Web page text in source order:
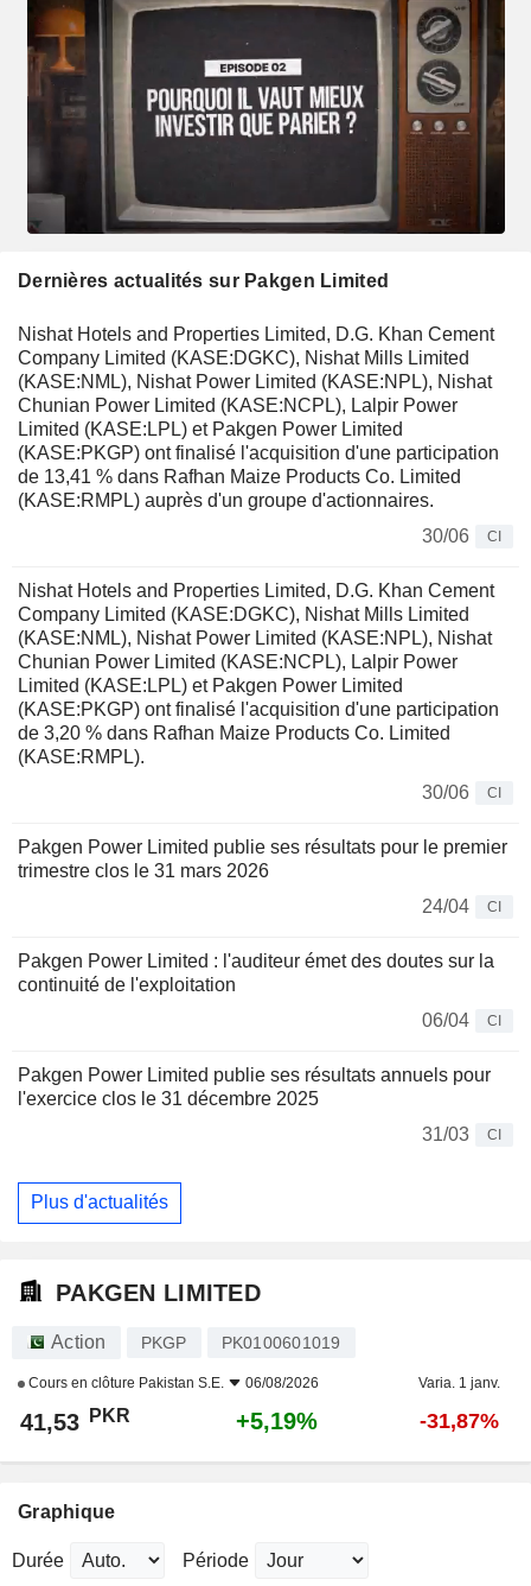
Dernières actualités sur Pakgen Limited
Nishat Hotels and Properties Limited, D.G. Khan Cement
Company Limited (KASE:DGKC), Nishat Mills Limited
(KASE:NML), Nishat Power Limited (KASE:NPL), Nishat
Chunian Power Limited (KASE:NCPL), Lalpir Power
Limited (KASE:LPL) et Pakgen Power Limited
(KASE:PKGP) ont finalisé l'acquisition d'une participation
de 13,41 % dans Rafhan Maize Products Co. Limited
(KASE:RMPL) auprès d'un groupe d'actionnaires.
30/06
CI
Nishat Hotels and Properties Limited, D.G. Khan Cement
Company Limited (KASE:DGKC), Nishat Mills Limited
(KASE:NML), Nishat Power Limited (KASE:NPL), Nishat
Chunian Power Limited (KASE:NCPL), Lalpir Power
Limited (KASE:LPL) et Pakgen Power Limited
(KASE:PKGP) ont finalisé l'acquisition d'une participation
de 3,20 % dans Rafhan Maize Products Co. Limited
(KASE:RMPL).
30/06
CI
Pakgen Power Limited publie ses résultats pour le premier
trimestre clos le 31 mars 2026
24/04
CI
Pakgen Power Limited : l'auditeur émet des doutes sur la
continuité de l'exploitation
06/04
CI
Pakgen Power Limited publie ses résultats annuels pour
l'exercice clos le 31 décembre 2025
31/03
CI
Plus d'actualités
PAKGEN LIMITED
Action PKGP PK0100601019
Cours en clôture Pakistan S.E. 06/08/2026 Varia. 1 janv.
41,53 PKR +5,19% -31,87%
Graphique
Durée Période